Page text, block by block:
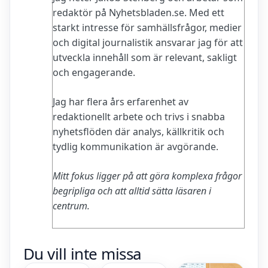
redaktör på Nyhetsbladen.se. Med ett
starkt intresse för samhällsfrågor, medier
och digital journalistik ansvarar jag för att
utveckla innehåll som är relevant, sakligt
och engagerande.
Jag har flera års erfarenhet av
redaktionellt arbete och trivs i snabba
nyhetsflöden där analys, källkritik och
tydlig kommunikation är avgörande.
Mitt fokus ligger på att göra komplexa frågor
begripliga och att alltid sätta läsaren i
centrum.
Du vill inte missa
Owe
Thörnqvist
man att
man är